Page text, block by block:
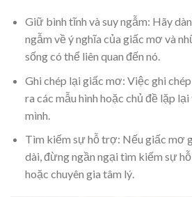
Giữ bình tĩnh và suy ngẫm: Hãy
ngẫm về ý nghĩa của giấc mơ và
sống có thể liên quan đến nó.
Ghi chép lại giấc mơ: Việc ghi
ra các mẫu hình hoặc chủ đề lặp
mình.
Tìm kiếm sự hỗ trợ: Nếu giấc mơ
dài, đừng ngần ngại tìm kiếm sự
hoặc chuyên gia tâm lý.